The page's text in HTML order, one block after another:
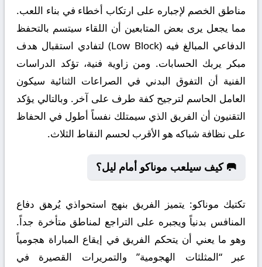
مناطق الخصم لإجباره على ارتكاب أخطاء في بناء اللعب.
مما يجعل يرى بعض المتابعين أن اللقاء سيتسم بالتحفظ
الدفاعي المبالغ فيه (Low Block) لتفادي استقبال هدف
مبكر يربك الحسابات. ومن زاوية فنية، تؤكد الدراسات
الفنية أن التفوق البدني في الصراعات الثنائية سيكون
العامل الحاسم لترجيح كفة طرف على آخر. وبالتالي يؤكد
التقنيون أن الفريق الذي سيمتلك نفساً أطول في الحفاظ
على نظافة شباكه هو الأقرب لحسم النقاط الثلاث.
🥅 كيف سيلعب موناكو أمام ليل؟
تكتيك موناكو: يتميز الفريق بنهج استحواذي يُرهق دفاع
المنافس بدنياً ويجبره على التراجع لمناطق متأخرة جداً.
وهو ما يعني أن يتحكم الفريق في إيقاع المباراة هجومياً
عبر “المثلثات الهجومية” والتمريرات القصيرة في